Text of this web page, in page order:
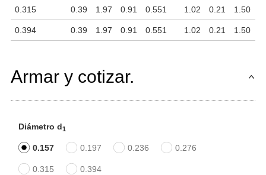
0.315 0.39 1.97 0.91 0.551 1.02 0.21 1.50
0.394 0.39 1.97 0.91 0.551 1.02 0.21 1.50
Armar y cotizar.
Diámetro d1
0.157 0.197 0.236 0.276
0.315 0.394